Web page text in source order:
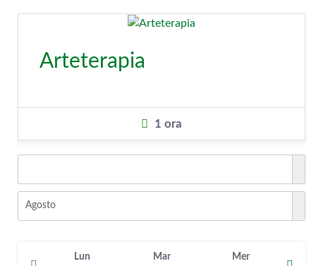
Arteterapia
1 ora
Agosto
Lun
Mar
Mer